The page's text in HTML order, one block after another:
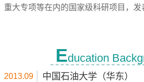
重大专项等在内的国家级科研项目，发
Education
2013.09 中国石油大学（华东）